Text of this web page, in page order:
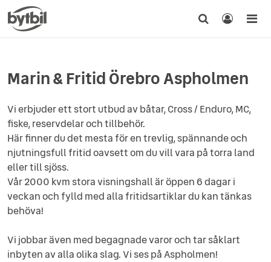
Marin & Fritid Örebro Aspholmen
Vi erbjuder ett stort utbud av båtar, Cross / Enduro, MC,
fiske, reservdelar och tillbehör.
Här finner du det mesta för en trevlig, spännande och
njutningsfull fritid oavsett om du vill vara på torra land
eller till sjöss.
Vår 2000 kvm stora visningshall är öppen 6 dagar i
veckan och fylld med alla fritidsartiklar du kan tänkas
behöva!
Vi jobbar även med begagnade varor och tar såklart
inbyten av alla olika slag. Vi ses på Aspholmen!